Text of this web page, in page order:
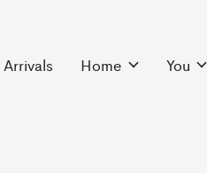
Home You